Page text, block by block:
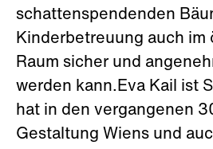
schattenspendenden
Kinderbetreuung auch im
Raum sicher und
werden kann.Eva Kail ist
hat in den vergangenen
Gestaltung Wiens und